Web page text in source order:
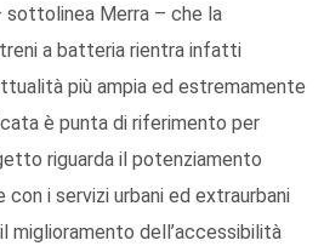
sottolinea Merra – che la
a batteria rientra infatti
più ampia ed estremamente
è punta di riferimento per
riguarda il potenziamento
con i servizi urbani ed extraurbani
miglioramento dell’accessibilità